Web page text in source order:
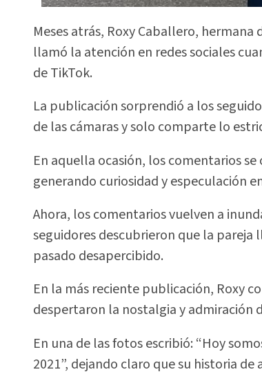
Meses atrás, Roxy Caballero,
llamó la atención en redes sociales
de TikTok.
La publicación sorprendió a los
de las cámaras y solo comparte lo
En aquella ocasión, los comentarios
generando curiosidad y especulación
Ahora, los comentarios vuelven a
seguidores descubrieron que la pareja
pasado desapercibido.
En la más reciente publicación, Roxy
despertaron la nostalgia y admiración
En una de las fotos escribió: “Hoy
2021”, dejando claro que su historia